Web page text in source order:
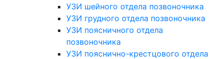
УЗИ шейного отдела позвоночника
УЗИ грудного отдела позвоночника
УЗИ поясничного отдела
позвоночника
УЗИ пояснично-крестцового отдела